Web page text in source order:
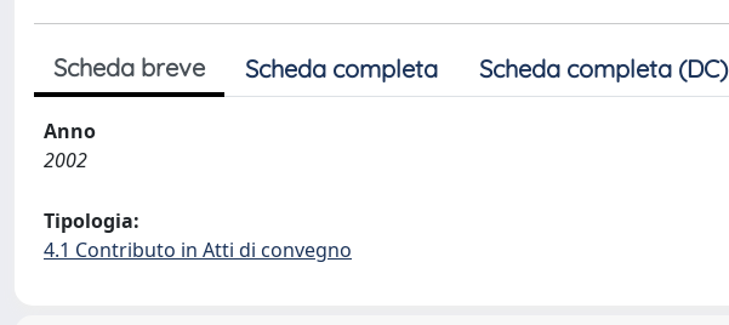
Scheda breve Scheda completa Scheda completa (DC)
Anno
2002
Tipologia:
4.1 Contributo in Atti di convegno